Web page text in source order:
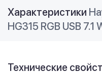
Характеристики
HG315 RGB USB 7.1
Технические